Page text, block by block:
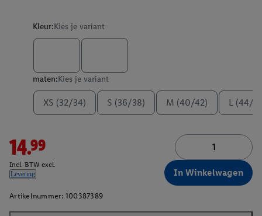
Kleur:Kies je variant
maten:Kies je variant
XS (32/34) S (36/38) M (40/42) L (44/
14.99
Incl. BTW excl.
Levering
In Winkelwagen
Artikelnummer: 100387389